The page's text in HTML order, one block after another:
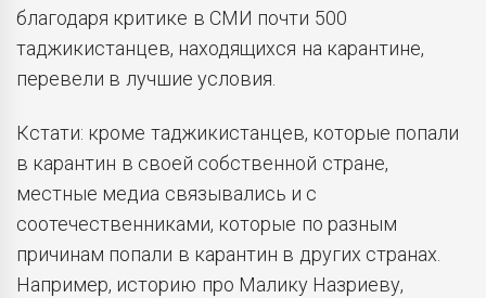
благодаря критике в СМИ почти 500
таджикистанцев, находящихся на карантине,
перевели в лучшие условия.
Кстати: кроме таджикистанцев, которые попали
в карантин в своей собственной стране,
местные медиа связывались и с
соотечественниками, которые по разным
причинам попали в карантин в других странах.
Например, историю про Малику Назриеву,